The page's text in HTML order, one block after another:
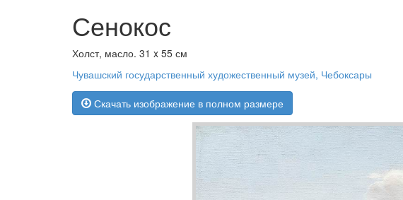
Сенокос
Холст, масло. 31 x 55 см
Чувашский государственный художественный музей, Чебоксары
Скачать изображение в полном размере